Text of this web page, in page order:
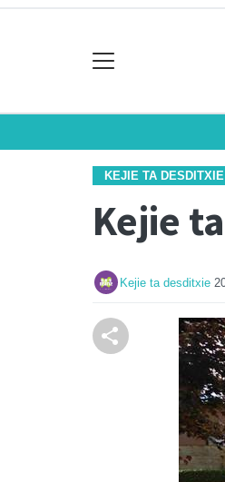
KEJIE TA DESDITXIE
Kejie
Kejie ta desditxie